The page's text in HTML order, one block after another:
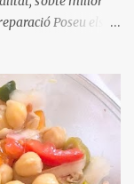
Poseu els
aigua freda,
la ebullició, dues
a foc baix, quasi
entre 1 hora i 1
foc. Heu de veure